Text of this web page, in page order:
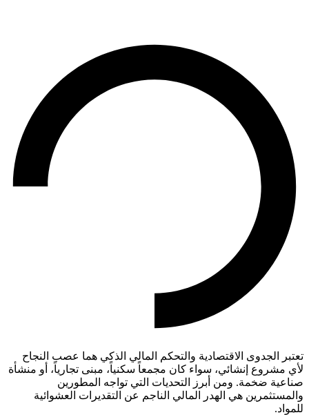
تعتبر الجدوى الاقتصادية والتحكم المالي الذكي هما عصب النجاح
لأي مشروع إنشائي، سواء كان مجمعاً سكنياً، مبنى تجارياً، أو منشأة
صناعية ضخمة. ومن أبرز التحديات التي تواجه المطورين
والمستثمرين هي الهدر المالي الناجم عن التقديرات العشوائية
للمواد.